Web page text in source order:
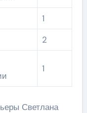
1
2
1
Светлана